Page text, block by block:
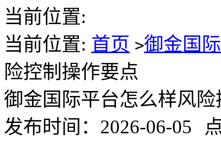
当前位置:
当前位置: 首页 >御金国
险控制操作要点
御金国际平台怎么样风
发布时间：2026-06-05